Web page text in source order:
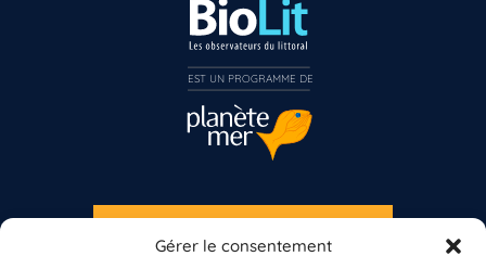
Gérer le consentement
S'INSCRIRE À LA NEWSLETTER
Vous n’êtes pas encore inscrit à Biolit ?